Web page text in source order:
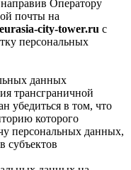
Оператору
почты на
city-tower.ru с
персональных
данных
трансграничной
убедиться в том, что
которого
персональных данных,
субъектов